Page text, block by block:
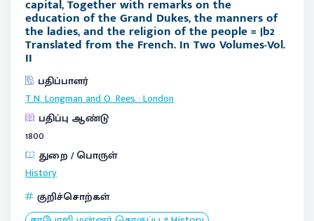
capital, Together with remarks on the
education of the Grand Dukes, the manners of
the ladies, and the religion of the people = |b2
Translated from the French. In Two Volumes-Vol.
II
பதிப்பாளர்
T.N. Longman and O. Rees:London
பதிப்பு ஆண்டு
1800
துறை / பொருள்
History
குறிச்சொற்கள்